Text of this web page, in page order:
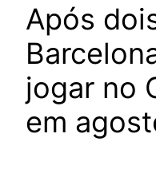
Após
jogar no
em